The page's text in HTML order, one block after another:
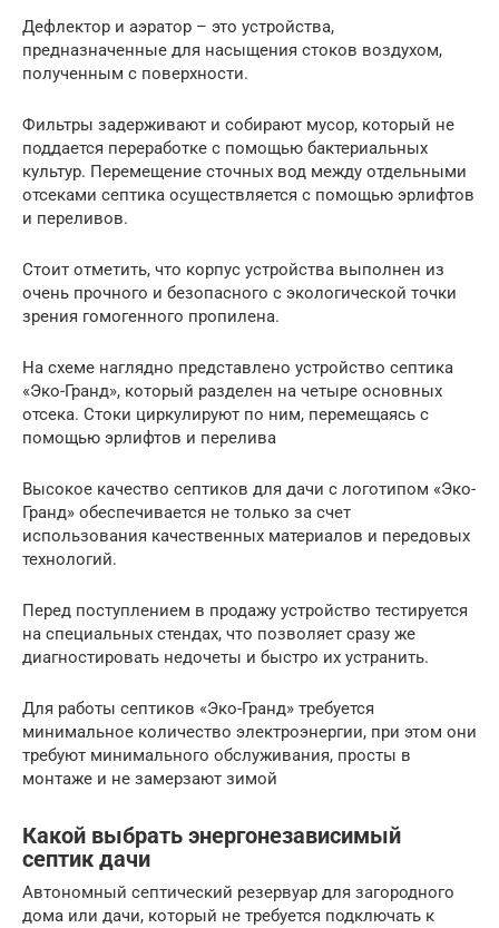
Дефлектор и аэратор – это устройства,
предназначенные для насыщения стоков воздухом,
полученным с поверхности.
Фильтры задерживают и собирают мусор, который не
поддается переработке с помощью бактериальных
культур. Перемещение сточных вод между отдельными
отсеками септика осуществляется с помощью эрлифтов
и переливов.
Стоит отметить, что корпус устройства выполнен из
очень прочного и безопасного с экологической точки
зрения гомогенного пропилена.
На схеме наглядно представлено устройство септика
«Эко-Гранд», который разделен на четыре основных
отсека. Стоки циркулируют по ним, перемещаясь с
помощью эрлифтов и перелива
Высокое качество септиков для дачи с логотипом «Эко-
Гранд» обеспечивается не только за счет
использования качественных материалов и передовых
технологий.
Перед поступлением в продажу устройство тестируется
на специальных стендах, что позволяет сразу же
диагностировать недочеты и быстро их устранить.
Для работы септиков «Эко-Гранд» требуется
минимальное количество электроэнергии, при этом они
требуют минимального обслуживания, просты в
монтаже и не замерзают зимой
Какой выбрать энергонезависимый
септик дачи
Автономный септический резервуар для загородного
дома или дачи, который не требуется подключать к